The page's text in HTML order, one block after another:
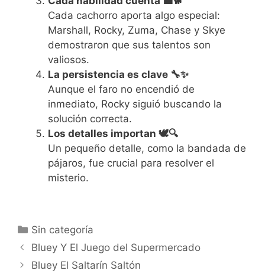
Cada cachorro aporta algo especial:
Marshall, Rocky, Zuma, Chase y Skye
demostraron que sus talentos son
valiosos.
La persistencia es clave 🔧✨
Aunque el faro no encendió de
inmediato, Rocky siguió buscando la
solución correcta.
Los detalles importan 🕊️🔍
Un pequeño detalle, como la bandada de
pájaros, fue crucial para resolver el
misterio.
Categorías
Sin categoría
Bluey Y El Juego del Supermercado
Bluey El Saltarín Saltón